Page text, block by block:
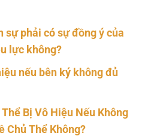
sự phải có sự đồng ý của
lực không?
nếu bên ký không đủ
Bị Vô Hiệu Nếu Không
Chủ Thể Không?